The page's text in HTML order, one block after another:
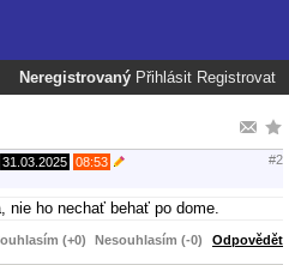
Neregistrovaný Přihlásit Registrovat
31.03.2025 08:53 #2
ho nechať behať po dome.
(+0) Nesouhlasím (-0) Odpovědět